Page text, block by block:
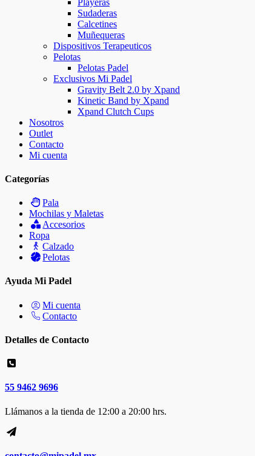
Sudaderas
Calcetines
Muñequeras
Dispositivos Terapeuticos
Pelotas
Pelotas Padel
Exclusivos Mi Padel
Gravity Belt 2.0 by Xpand
Kinetic Band by Xpand
Xpand Clutch Cups
Nosotros
Outlet
Contacto
Mi cuenta
Categorías
Pala
Mochilas y Maletas
Accesorios
Ropa
Calzado
Pelotas
Ayuda Mi Padel
Mi cuenta
Contacto
Detalles de Contacto
55 9462 9696
Llámanos a la tienda de 12:00 a 20:00 hrs.